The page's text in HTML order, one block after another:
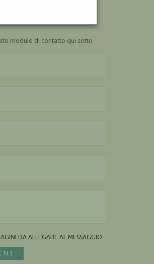
modulo di contatto qui sotto
DA ALLEGARE AL MESSAGGIO:
N.1